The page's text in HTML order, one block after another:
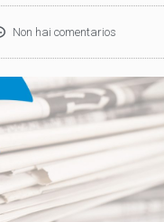
Non hai comentarios